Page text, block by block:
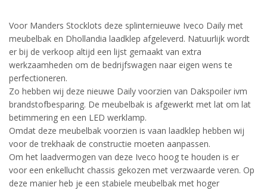
Voor Manders Stocklots deze splinternieuwe Iveco Daily met
meubelbak en Dhollandia laadklep afgeleverd. Natuurlijk wordt
er bij de verkoop altijd een lijst gemaakt van extra
werkzaamheden om de bedrijfswagen naar eigen wens te
perfectioneren.
Zo hebben wij deze nieuwe Daily voorzien van Dakspoiler ivm
brandstofbesparing. De meubelbak is afgewerkt met lat om lat
betimmering en een LED werklamp.
Omdat deze meubelbak voorzien is vaan laadklep hebben wij
voor de trekhaak de constructie moeten aanpassen.
Om het laadvermogen van deze Iveco hoog te houden is er
voor een enkellucht chassis gekozen met verzwaarde veren. Op
deze manier heb je een stabiele meubelbak met hoger